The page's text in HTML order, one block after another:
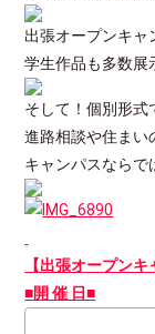
出張オープンキャ
学生作品も多数展
そして！個別形式
進路相談や住まい
キャンパスならで
【出張オープンキ
■開 催 日■